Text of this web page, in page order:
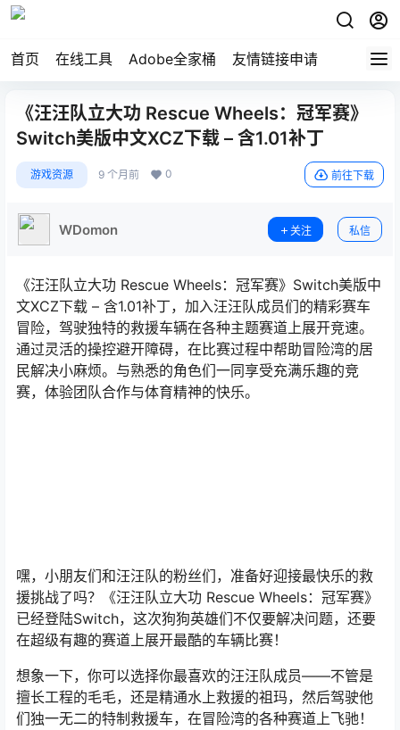
首页 在线工具 Adobe全家桶 友情链接申请
《汪汪队立大功 Rescue Wheels：冠军赛》
Switch美版中文XCZ下载 – 含1.01补丁
游戏资源 9 个月前 0 前往下载
WDomon 关注 私信
《汪汪队立大功 Rescue Wheels：冠军赛》Switch美版中
文XCZ下载 – 含1.01补丁，加入汪汪队成员们的精彩赛车
冒险，驾驶独特的救援车辆在各种主题赛道上展开竞速。
通过灵活的操控避开障碍，在比赛过程中帮助冒险湾的居
民解决小麻烦。与熟悉的角色们一同享受充满乐趣的竞
赛，体验团队合作与体育精神的快乐。
嘿，小朋友们和汪汪队的粉丝们，准备好迎接最快乐的救
援挑战了吗？《汪汪队立大功 Rescue Wheels：冠军赛》
已经登陆Switch，这次狗狗英雄们不仅要解决问题，还要
在超级有趣的赛道上展开最酷的车辆比赛！
想象一下，你可以选择你最喜欢的汪汪队成员——不管是
擅长工程的毛毛，还是精通水上救援的祖玛，然后驾驶他
们独一无二的特制救援车，在冒险湾的各种赛道上飞驰！